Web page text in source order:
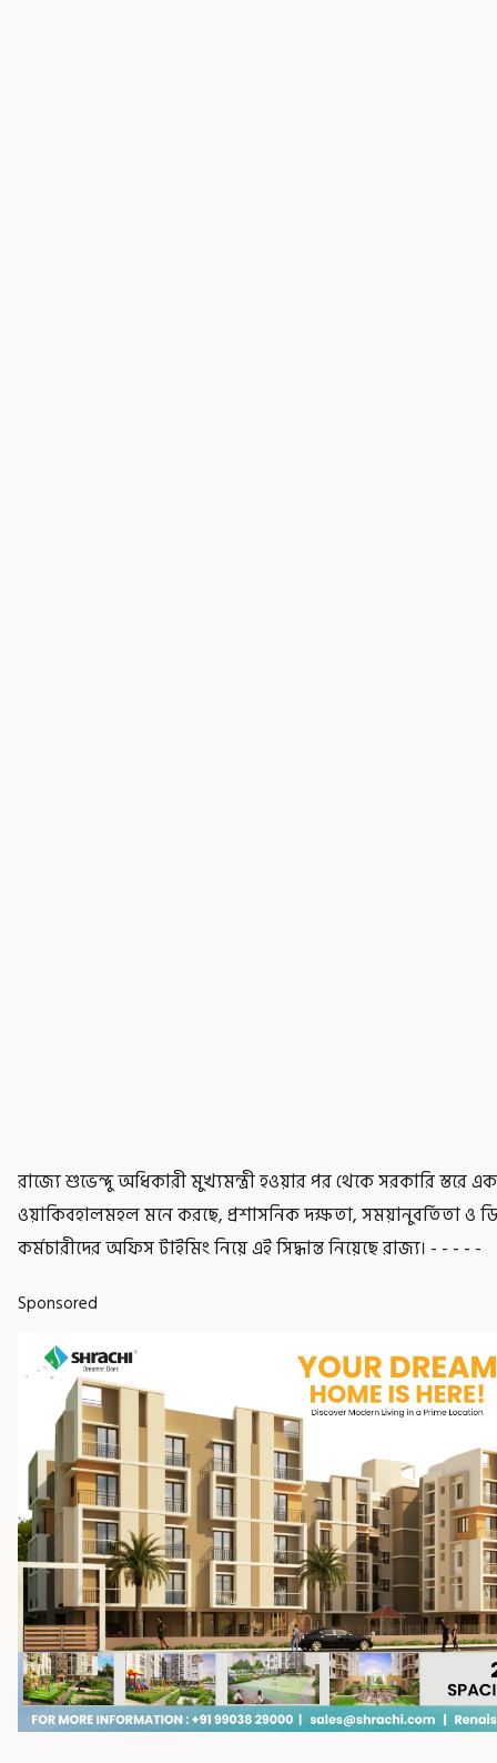
রাজ্যে শুভেন্দু অধিকারী মুখ্যমন্ত্রী হওয়ার পর থেকে সরকারি স্তরে
ওয়াকিবহালমহল মনে করছে, প্রশাসনিক দক্ষতা, সময়ানুবর্তিতা ও
কর্মচারীদের অফিস টাইমিং নিয়ে এই সিদ্ধান্ত নিয়েছে রাজ্য। - - - - -
Sponsored